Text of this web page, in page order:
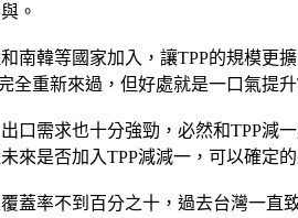
。
南韓等國家加入，讓TPP的規模更
全重新來過，但好處就是一口氣提
口需求也十分強勁，必然和TPP減
來是否加入TPP減減一，可以確定
蓋率不到百分之十，過去台灣一直